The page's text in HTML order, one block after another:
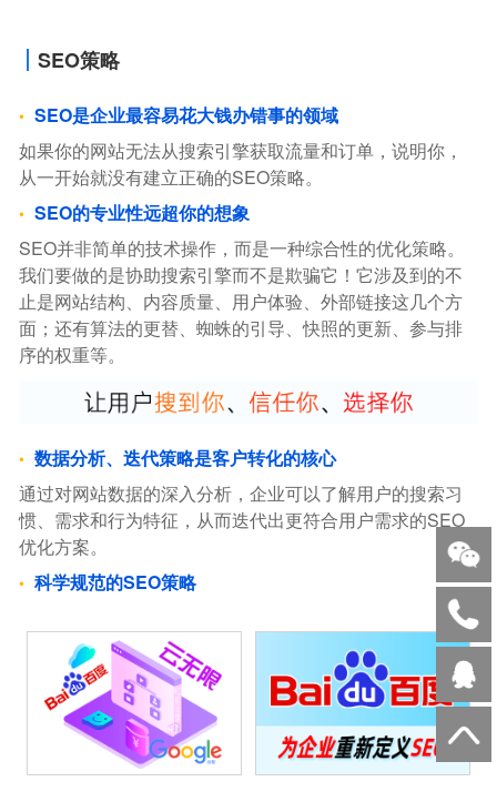
SEO策略
SEO是企业最容易花大钱办错事的领域
如果你的网站无法从搜索引擎获取流量和订单，说明你，
从一开始就没有建立正确的SEO策略。
SEO的专业性远超你的想象
SEO并非简单的技术操作，而是一种综合性的优化策略。
我们要做的是协助搜索引擎而不是欺骗它！它涉及到的不
止是网站结构、内容质量、用户体验、外部链接这几个方
面；还有算法的更替、蜘蛛的引导、快照的更新、参与排
序的权重等。
数据分析、迭代策略是客户转化的核心
通过对网站数据的深入分析，企业可以了解用户的搜索习
惯、需求和行为特征，从而迭代出更符合用户需求的SEO
优化方案。
科学规范的SEO策略